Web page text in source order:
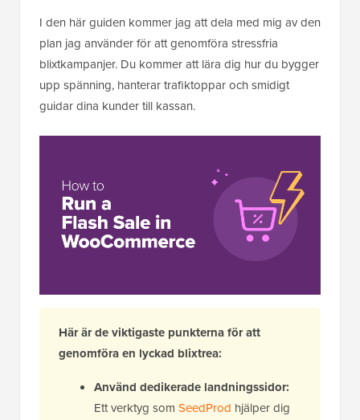
I den här guiden kommer jag att dela med mig av den
plan jag använder för att genomföra stressfria
blixtkampanjer. Du kommer att lära dig hur du bygger
upp spänning, hanterar trafiktoppar och smidigt
guidar dina kunder till kassan.
Här är de viktigaste punkterna för att
genomföra en lyckad blixtrea:
Använd dedikerade landningssidor:
Ett verktyg som SeedProd hjälper dig